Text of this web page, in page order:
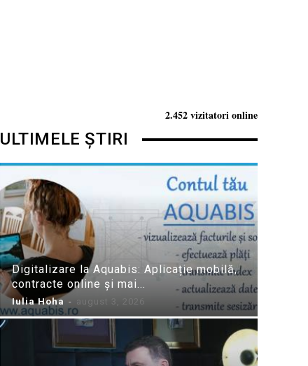
2.452 vizitatori online
ULTIMELE ȘTIRI
Digitalizare la Aquabis: Aplicație mobilă,
contracte online și mai...
Iulia Hoha - august 3, 2026